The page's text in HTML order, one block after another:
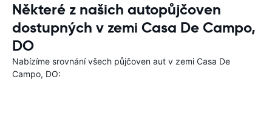
Některé z našich autopůjčoven
dostupných v zemi Casa De Campo,
DO
Nabízíme srovnání všech půjčoven aut v zemi Casa De
Campo, DO: